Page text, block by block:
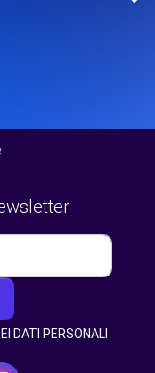
DATI PERSONALI